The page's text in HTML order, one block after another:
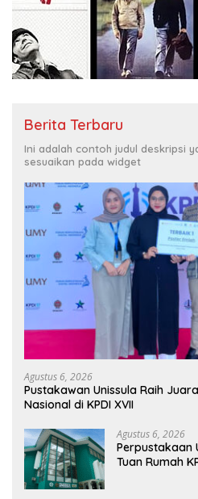
Berita Terbaru
Ini adalah contoh judul deskripsi
sesuaikan pada widget
Agustus 6, 2026
Pustakawan Unissula Raih
Nasional di KPDI XVII
Agustus 6, 2026
Perpustakaan
Tuan Rumah